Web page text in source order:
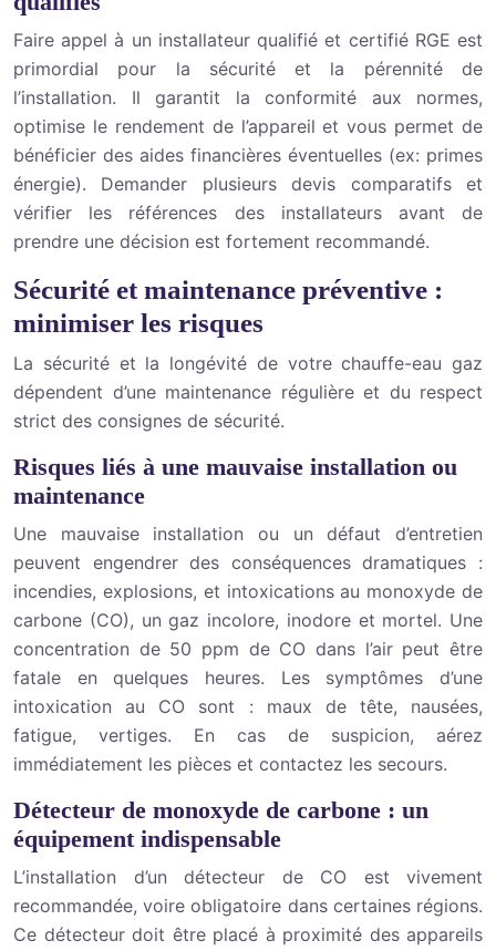
Faire appel à un installateur qualifié et certifié RGE est
primordial pour la sécurité et la pérennité de
l’installation. Il garantit la conformité aux normes,
optimise le rendement de l’appareil et vous permet de
bénéficier des aides financières éventuelles (ex: primes
énergie). Demander plusieurs devis comparatifs et
vérifier les références des installateurs avant de
prendre une décision est fortement recommandé.
Sécurité et maintenance préventive :
minimiser les risques
La sécurité et la longévité de votre chauffe-eau gaz
dépendent d’une maintenance régulière et du respect
strict des consignes de sécurité.
Risques liés à une mauvaise installation ou
maintenance
Une mauvaise installation ou un défaut d’entretien
peuvent engendrer des conséquences dramatiques :
incendies, explosions, et intoxications au monoxyde de
carbone (CO), un gaz incolore, inodore et mortel. Une
concentration de 50 ppm de CO dans l’air peut être
fatale en quelques heures. Les symptômes d’une
intoxication au CO sont : maux de tête, nausées,
fatigue, vertiges. En cas de suspicion, aérez
immédiatement les pièces et contactez les secours.
Détecteur de monoxyde de carbone : un
équipement indispensable
L’installation d’un détecteur de CO est vivement
recommandée, voire obligatoire dans certaines régions.
Ce détecteur doit être placé à proximité des appareils